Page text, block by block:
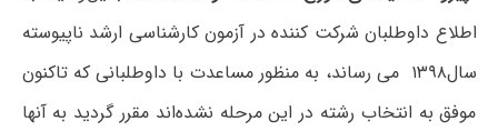
‌اطلاع‌ داوطلبان‌ شرکت کننده در آزمون کارشناسی ارشد ناپیوسته
سال۱۳۹۸ می رساند، به منظور مساعدت با داوطلبانی که تاکنون
موفق به انتخاب رشته در این مرحله نشده‌اند مقرر گردید به آنها